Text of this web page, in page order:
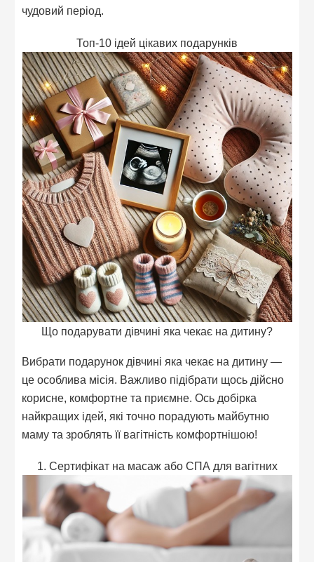
чудовий період.
Топ-10 ідей цікавих подарунків
Що подарувати дівчині яка чекає на дитину?
Вибрати подарунок дівчині яка чекає на дитину —
це особлива місія. Важливо підібрати щось дійсно
корисне, комфортне та приємне. Ось добірка
найкращих ідей, які точно порадують майбутню
маму та зроблять її вагітність комфортнішою!
1. Сертифікат на масаж або СПА для вагітних